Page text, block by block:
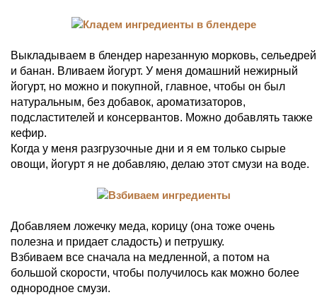
Выкладываем в блендер нарезанную морковь, сельедрей
и банан. Вливаем йогурт. У меня домашний нежирный
йогурт, но можно и покупной, главное, чтобы он был
натуральным, без добавок, ароматизаторов,
подсластителей и консервантов. Можно добавлять также
кефир.
Когда у меня разгрузочные дни и я ем только сырые
овощи, йогурт я не добавляю, делаю этот смузи на воде.
Добавляем ложечку меда, корицу (она тоже очень
полезна и придает сладость) и петрушку.
Взбиваем все сначала на медленной, а потом на
большой скорости, чтобы получилось как можно более
однородное смузи.